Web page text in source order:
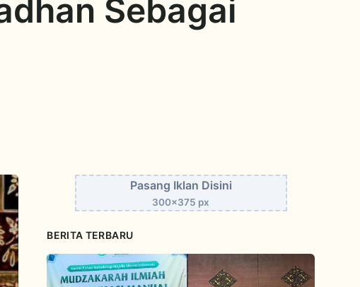
Sebagai
Pasang Iklan Disini
300x375 px
BERITA TERBARU